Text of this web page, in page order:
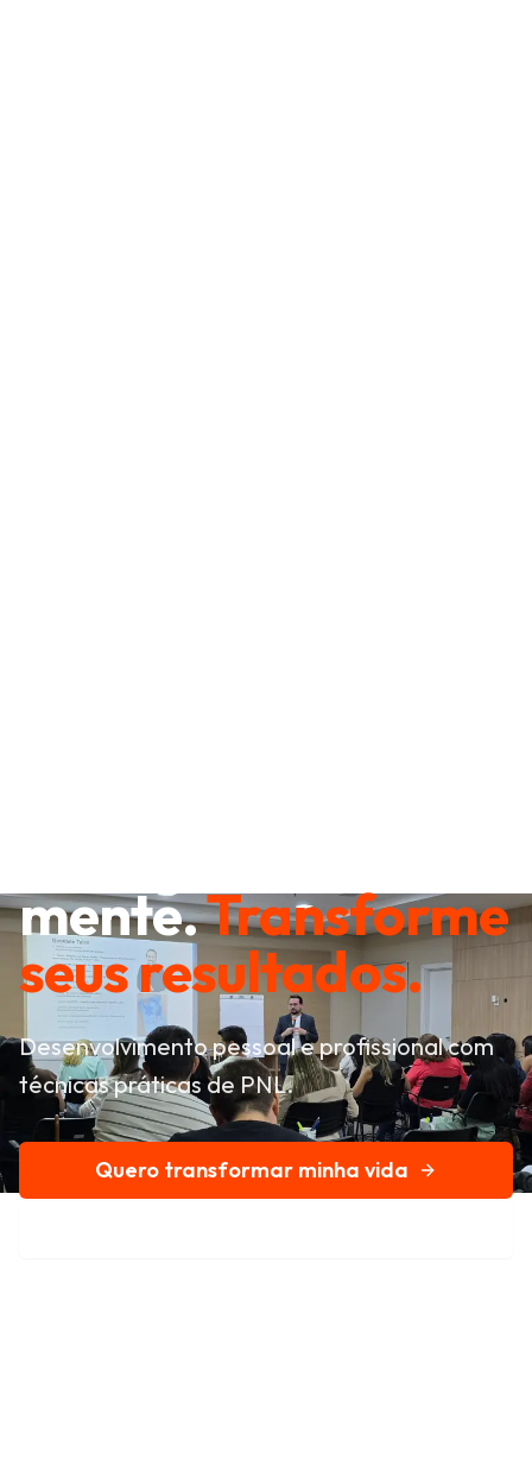
mente.Transforme
seus resultados.
Desenvolvimento pessoal e profissional com
técnicas práticas de PNL.
Quero transformar minha vida